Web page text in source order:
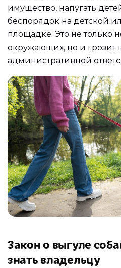
имущество, напугать
беспорядок на детской
площадке. Это не только
окружающих, но и грозит
административной
Закон о выгуле
знать владельцу